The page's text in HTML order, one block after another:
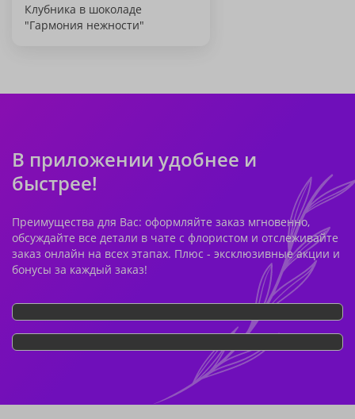
Клубника в шоколаде
"Гармония нежности"
В приложении удобнее и
быстрее!
Преимущества для Вас: оформляйте заказ мгновенно,
обсуждайте все детали в чате с флористом и отслеживайте
заказ онлайн на всех этапах. Плюс - эксклюзивные акции и
бонусы за каждый заказ!